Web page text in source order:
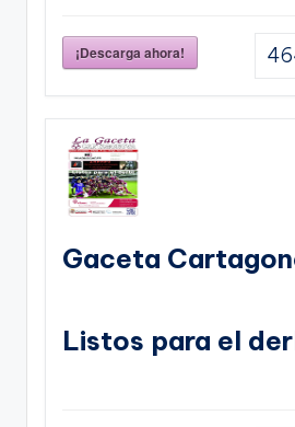
¡Descarga ahora!
Gaceta
Listos para el